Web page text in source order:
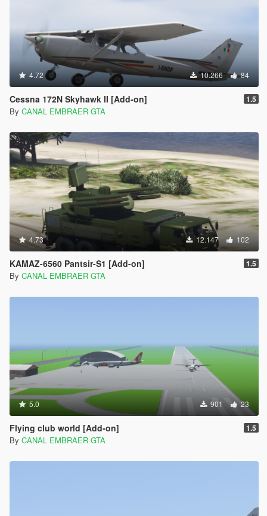
4.72 10.266 84
Cessna 172N Skyhawk II [Add-on] 1.5
By CANAL EMBRAER GTA
4.73 12.147 102
KAMAZ-6560 Pantsir-S1 [Add-on] 1.5
By CANAL EMBRAER GTA
5.0 901 23
Flying club world [Add-on] 1.5
By CANAL EMBRAER GTA